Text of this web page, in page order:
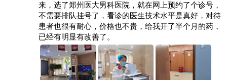
来，选了郑州医大男科医院，就在网上预约了个诊号，
不需要排队挂号了，看诊的医生技术水平是真好，对待
患者也很有耐心，价格也不贵，给我开了半个月的药，
已经有明显有改善了。